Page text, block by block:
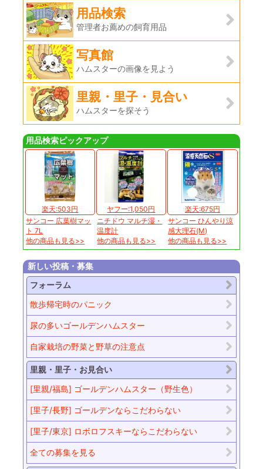
用品検索
管理者お薦めの飼育用品
写真館
ハムスターの画像を見よう
里親・里子・見合い
ハムスターを探そう
用品検索ピックアップ
楽天:503円
サンコー 広葉樹マッ
ト 7L
他の商品も見る>>
ヤフー:1,050円
ニチドウ マルチ湿・
温度計
他の商品も見る>>
楽天:675円
サンコー ひんやり涼
感大理石(M)
他の商品も見る>>
新しい投稿・募集
フォーラム
散歩帰宅時のパニック
尿の多いゴールデンハムスター
自家栽培の野菜と野草の注意点
里親・里子・お見合い
[里親/福島] ゴールデンハムスター（野生色）
[里子/長野] ゴールデンならこだわらない
[里子/東京] ロボロフスキーならこだわらない
全ての募集を見る